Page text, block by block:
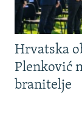
Hrvatska
Plenković
branitelje